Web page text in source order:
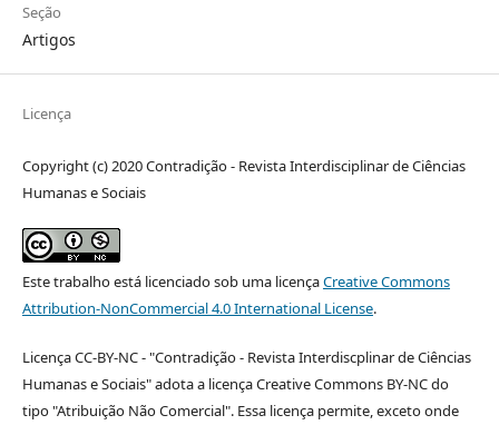
Seção
Artigos
Licença
Copyright (c) 2020 Contradição - Revista Interdisciplinar de Ciências
Humanas e Sociais
Este trabalho está licenciado sob uma licençaCreative Commons
Attribution-NonCommercial 4.0 International License.
Licença CC-BY-NC - "Contradição - Revista Interdiscplinar de Ciências
Humanas e Sociais" adota a licença Creative Commons BY-NC do
tipo "Atribuição Não Comercial". Essa licença permite, exceto onde